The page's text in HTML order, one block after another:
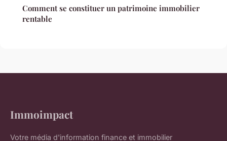
Comment se constituer un patrimoine immobilier
rentable
Immoimpact
Votre média d'information finance et immobilier